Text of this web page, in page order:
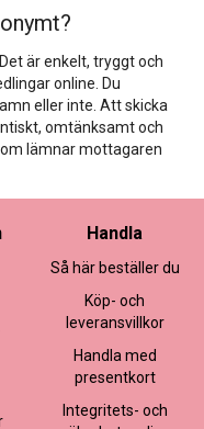
är enkelt, tryggt och
online. Du
eller inte. Att skicka
omtänksamt och
lämnar mottagaren
Handla
Så här beställer du
Köp- och
leveransvillkor
Handla med
presentkort
Integritets- och